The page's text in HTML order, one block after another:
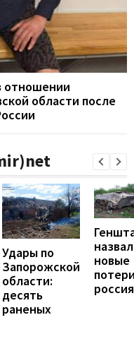
отношении
области после
Удары по
Запорожской
области:
десять
раненых
назвал
новые